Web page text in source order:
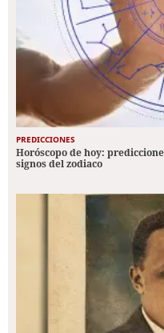
PREDICCIONES
Horóscopo de hoy:
signos del zodiaco